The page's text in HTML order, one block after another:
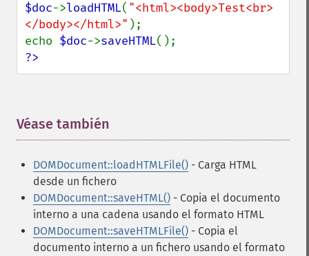
$doc->loadHTML( "<html><body>Test<br>
</body></html>" );
echo $doc->saveHTML
?>
Véase también
DOMDocument::loadHTMLFile() - Carga HTML
desde un fichero
DOMDocument::saveHTML() - Copia el documento
interno a una cadena usando el formato HTML
DOMDocument::saveHTMLFile() - Copia el
documento interno a un fichero usando el formato